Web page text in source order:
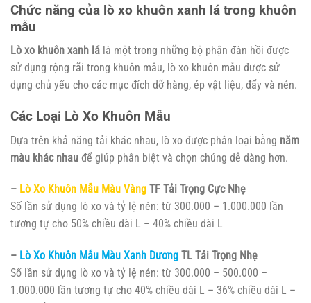
Chức năng của lò xo khuôn xanh lá trong khuôn
mẫu
Lò xo khuôn xanh lá là một trong những bộ phận đàn hồi được
sử dụng rộng rãi trong khuôn mẫu, lò xo khuôn mẫu được sử
dụng chủ yếu cho các mục đích dỡ hàng, ép vật liệu, đẩy và nén.
Các Loại Lò Xo Khuôn Mẫu
Dựa trên khả năng tải khác nhau, lò xo được phân loại bằng năm
màu khác nhau để giúp phân biệt và chọn chúng dễ dàng hơn.
– Lò Xo Khuôn Mẫu Màu Vàng TF Tải Trọng Cực Nhẹ
Số lần sử dụng lò xo và tỷ lệ nén: từ 300.000 – 1.000.000 lần
tương tự cho 50% chiều dài L – 40% chiều dài L
– Lò Xo Khuôn Mẫu Màu Xanh Dương TL Tải Trọng Nhẹ
Số lần sử dụng lò xo và tỷ lệ nén: từ 300.000 – 500.000 –
1.000.000 lần tương tự cho 40% chiều dài L – 36% chiều dài L –